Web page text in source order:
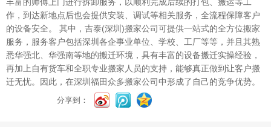
丰富的师傅上门进行拆卸服务，以顺利完成后续的打包、搬运等工
作，到达新地点后也会提供安装、调试等相关服务，全流程保障客户
的设备安全。 其中，吉泰(深圳)搬家公司可提供一站式的全方位搬家
服务，服务客户包括深圳各企事业单位、学校、工厂等等，并且其熟
悉华强北、华强南等地的搬迁环境，具有丰富的设备搬迁实操经验，
再加上自有货车和全职专业搬家人员的支持，能够真正做到让客户搬
迁无忧。因此，在深圳福田众多搬家公司中形成了自己的竞争优势。
分享到：